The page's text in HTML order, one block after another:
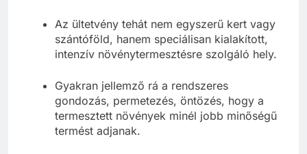
Az ültetvény tehát nem egyszerű kert vagy
szántóföld, hanem speciálisan kialakított,
intenzív növénytermesztésre szolgáló hely.
Gyakran jellemző rá a rendszeres
gondozás, permetezés, öntözés, hogy a
termesztett növények minél jobb minőségű
termést adjanak.